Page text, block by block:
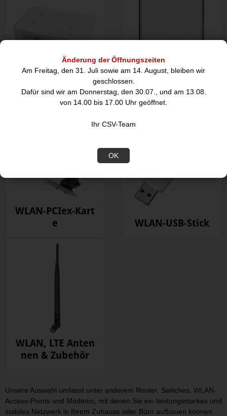
Änderung der Öffnungszeiten
Am Freitag, den 31. Juli sowie am 14. August, bleiben wir
geschlossen.
Dafür sind wir am Donnerstag, den 30.07., und am 13.08.
von 14.00 bis 17.00 Uhr geöffnet.
Ihr CSV-Team
OK
WLAN Repeater
WLAN-Mini-PCI /
M.2
WLAN-PCIex-Kart
e
WLAN-USB-Stick
WLAN, LTE Anten
nen & Zubehör
Unsere Auswahl umfasst unter anderem Router, Switches, WLAN-
Access-Points und Modems, mit denen Sie ein leistungsstarkes und
stabiles Netzwerk in Ihrem Zuhause oder Büro aufbauen können.